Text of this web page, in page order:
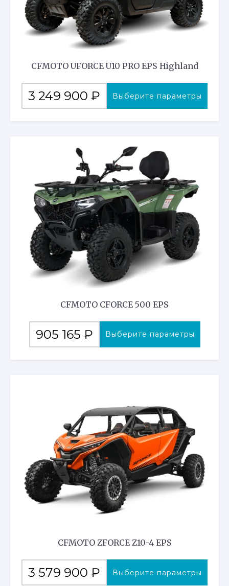
CFMOTO UFORCE U10 PRO EPS Highland
3 249 900 ₽ Выберите параметры
вариаций.
Опции
можно
выбрать
на
странице
товара.
CFMOTO CFORCE 500 EPS
905 165 ₽ Выберите параметры
можно
выбрать
на
странице
товара.
CFMOTO ZFORCE Z10-4 EPS
3 579 900 ₽ Выберите параметры
товар